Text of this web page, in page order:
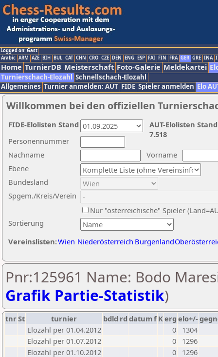
Logged on: Gast
Arabic ARM AZE BIH BUL CAT CHN CRO CZE DEN ENG ESP FAI FIN FRA GER GRE INA
Home TurnierDB Meisterschaft Foto-Galerie Meldekartei
Turnierschach-Elozahl Schnellschach-Elozahl
Allgemeines Turnier anmelden: AUT FIDE Spieler anmelden Elo
Willkommen bei den offiziellen
Nachname
Vorname
Ebene
Sortierung
Personennummer
Bundesland
Spgem./Kreis/Verein
Nur "österreichische" Spieler
Vereinslisten:Wien Niederösterreich Burgenland
AUT-Elolisten
7.518
FIDE-Elolisten Stand
Pnr:125961 Name: Bodo
Grafik Partie-Statistik)
tnrSt turnier bdld rd datumf Kerg elo+/-
Elozahl per 01.04.2012
0
1304
Elozahl per 01.07.2012
0
1296
Elozahl per 01.10.2012
0
1296